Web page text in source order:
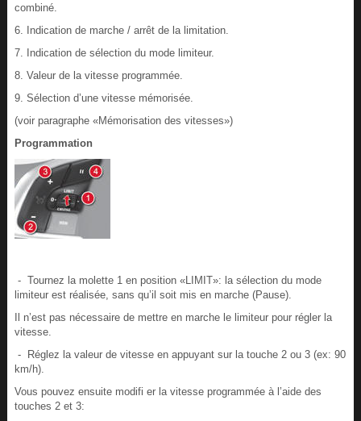
combiné.
6. Indication de marche / arrêt de la limitation.
7. Indication de sélection du mode limiteur.
8. Valeur de la vitesse programmée.
9. Sélection d’une vitesse mémorisée.
(voir paragraphe «Mémorisation des vitesses»)
Programmation
- Tournez la molette 1 en position «LIMIT»: la sélection du mode
limiteur est réalisée, sans qu’il soit mis en marche (Pause).
Il n’est pas nécessaire de mettre en marche le limiteur pour régler la
vitesse.
- Réglez la valeur de vitesse en appuyant sur la touche 2 ou 3 (ex: 90
km/h).
Vous pouvez ensuite modifi er la vitesse programmée à l’aide des
touches 2 et 3: